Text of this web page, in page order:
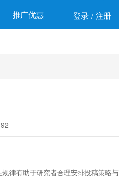
推广优惠 登录 / 注册
律有助于研究者合理安排投稿策略